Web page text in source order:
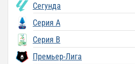
Сегунда
Серия A
Серия B
Премьер-Лига